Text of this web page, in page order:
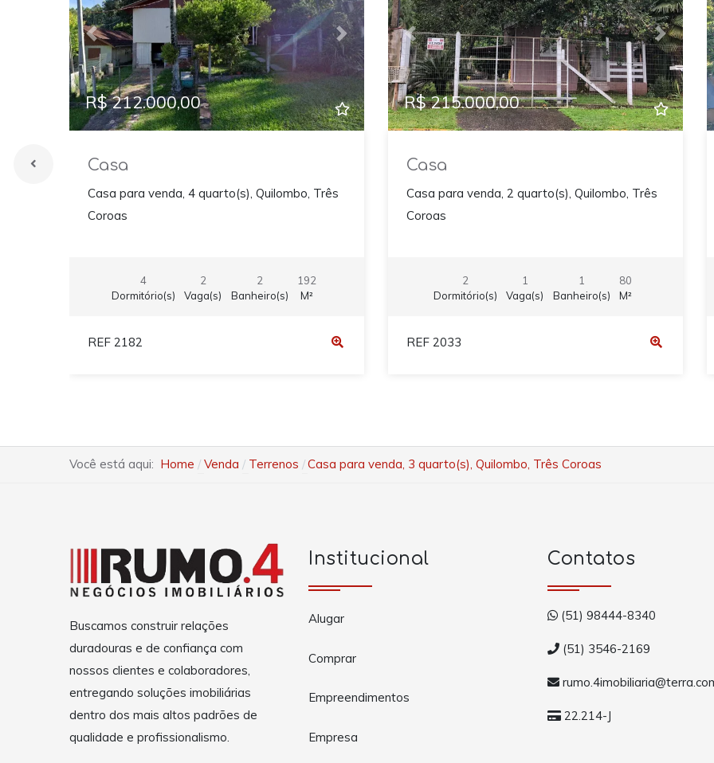
Previous Next
R$ 212.000,00
Casa
Casa para venda, 4 quarto(s), Quilombo, Três
Coroas
4
Dormitório(s)
2
Vaga(s)
2
Banheiro(s)
192
M²
REF 2182
Previous Next
R$ 215.000,00
Casa
Casa para venda, 2 quarto(s), Quilombo, Três
Coroas
2
Dormitório(s)
1
Vaga(s)
1
Banheiro(s)
80
M²
REF 2033
Você está aqui: Home Venda Terrenos Casa para venda, 3 quarto(s), Quilombo, Três Coroas
Buscamos construir relações
duradouras e de confiança com
nossos clientes e colaboradores,
entregando soluções imobiliárias
dentro dos mais altos padrões de
qualidade e profissionalismo.
Institucional
Alugar
Comprar
Empreendimentos
Empresa
Contatos
(51) 98444-8340
(51) 3546-2169
22.214-J